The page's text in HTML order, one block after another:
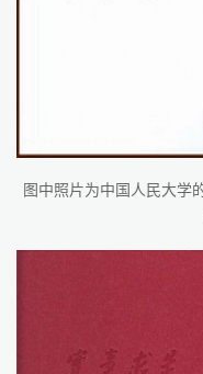
图中照片为中国人民大学